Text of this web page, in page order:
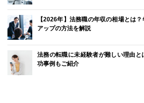
【2026年】法務職の年収の相場とは
アップの方法を解説
法務の転職に未経験者が難しい理由
功事例もご紹介